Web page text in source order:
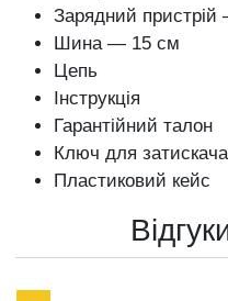
Зарядний
Шина — 15 см
Цепь
Інструкція
Гарантійний талон
Ключ для
Пластиковий кейс